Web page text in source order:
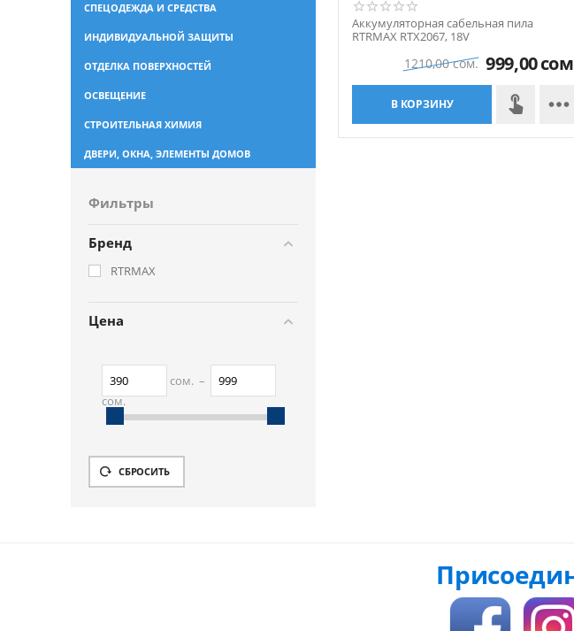
СПЕЦОДЕЖДА И СРЕДСТВА
ИНДИВИДУАЛЬНОЙ ЗАЩИТЫ
ОТДЕЛКА ПОВЕРХНОСТЕЙ
ОСВЕЩЕНИЕ
СТРОИТЕЛЬНАЯ ХИМИЯ
ДВЕРИ, ОКНА, ЭЛЕМЕНТЫ ДОМОВ
Фильтры
Бренд
RTRMAX
Цена
сом. –
сом.
390сом. 999сом.
СБРОСИТЬ
Аккумуляторная сабельная пила
RTRMAX RTX2067, 18V
1210,00 сом. 999,00
В КОРЗИНУ 